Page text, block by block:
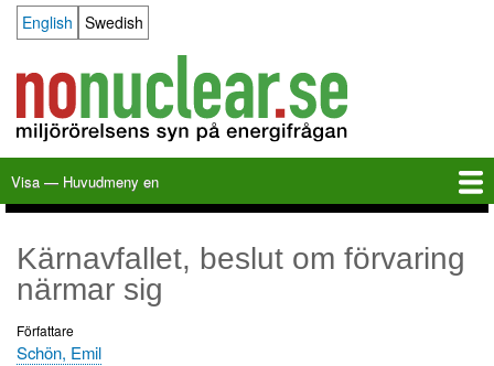
Language switcher
English Swedish
Huvudmeny
en
Visa — Huvudmeny en
Kärnavfallet, beslut om förvaring
närmar sig
Författare
Schön, Emil